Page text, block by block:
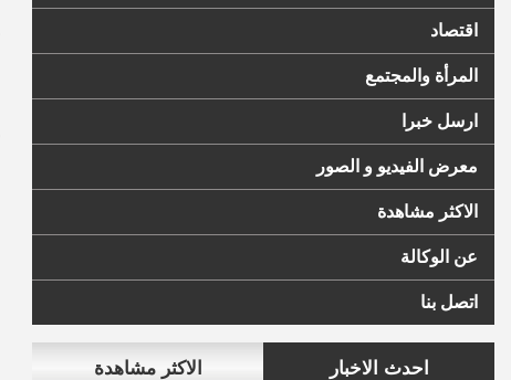
اقتصاد
المرأة والمجتمع
ارسل خبرا
معرض الفيديو و الصور
الاكثر مشاهدة
عن الوكالة
اتصل بنا
احدث الاخبار الاكثر مشاهدة